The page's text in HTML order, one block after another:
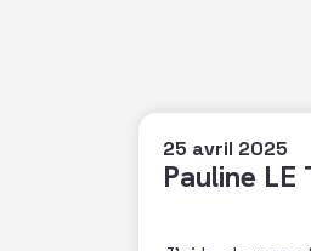
25 avril 2025
Pauline LE